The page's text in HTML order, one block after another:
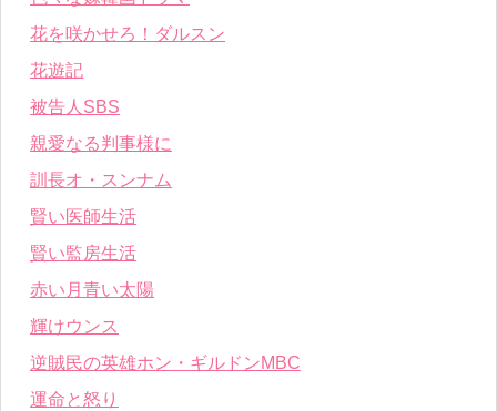
花を咲かせろ！ダルスン
花遊記
被告人SBS
親愛なる判事様に
訓長オ・スンナム
賢い医師生活
賢い監房生活
赤い月青い太陽
輝けウンス
逆賊民の英雄ホン・ギルドンMBC
運命と怒り